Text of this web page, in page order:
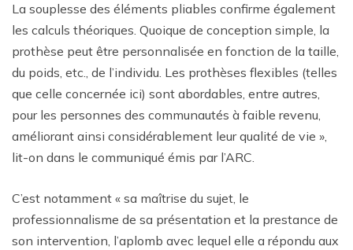
La souplesse des éléments pliables confirme également
les calculs théoriques. Quoique de conception simple, la
prothèse peut être personnalisée en fonction de la taille,
du poids, etc., de l’individu. Les prothèses flexibles (telles
que celle concernée ici) sont abordables, entre autres,
pour les personnes des communautés à faible revenu,
améliorant ainsi considérablement leur qualité de vie »,
lit-on dans le communiqué émis par l’ARC.
C’est notamment « sa maîtrise du sujet, le
professionnalisme de sa présentation et la prestance de
son intervention, l’aplomb avec lequel elle a répondu aux